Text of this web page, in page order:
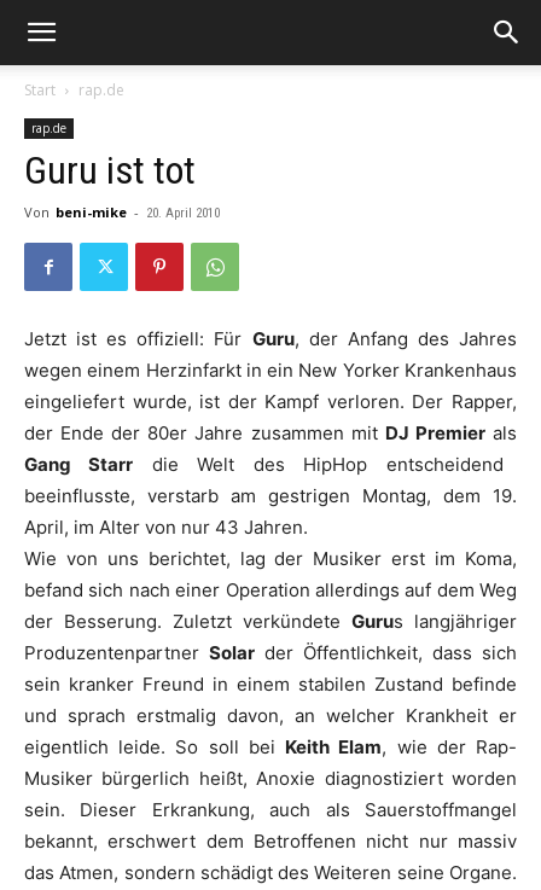
Start rap.de
rap.de
Guru ist tot
Von beni-mike - 20. April 2010
Jetzt ist es offiziell: Für Guru, der Anfang des Jahres
wegen einem Herzinfarkt in ein New Yorker Krankenhaus
eingeliefert wurde, ist der Kampf verloren. Der Rapper,
der Ende der 80er Jahre zusammen mit DJ Premierals
Gang Starr die Welt des HipHop entscheidend
beeinflusste, verstarb am gestrigen Montag, dem 19.
April, im Alter von nur 43 Jahren.
Wie von uns berichtet, lag der Musiker erst im Koma,
befand sich nach einer Operation allerdings auf dem Weg
der Besserung. Zuletzt verkündete Gurus langjähriger
Produzentenpartner Solar der Öffentlichkeit, dass sich
sein kranker Freund in einem stabilen Zustand befinde
und sprach erstmalig davon, an welcher Krankheit er
eigentlich leide. So soll bei Keith Elam, wie der Rap-
Musiker bürgerlich heißt, Anoxie diagnostiziert worden
sein. Dieser Erkrankung, auch als Sauerstoffmangel
bekannt, erschwert dem Betroffenen nicht nur massiv
das Atmen, sondern schädigt des Weiteren seine Organe.